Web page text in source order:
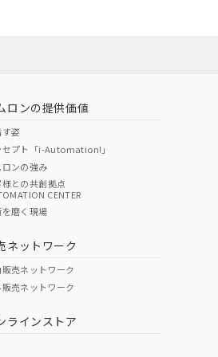
O
ロンの提供価値
姿
セプト「i-Automation!」
ロンの強み
様との共創拠点
CENTER
磨く現場
ネットワーク
売ネットワーク
売ネットワーク
ラインストア